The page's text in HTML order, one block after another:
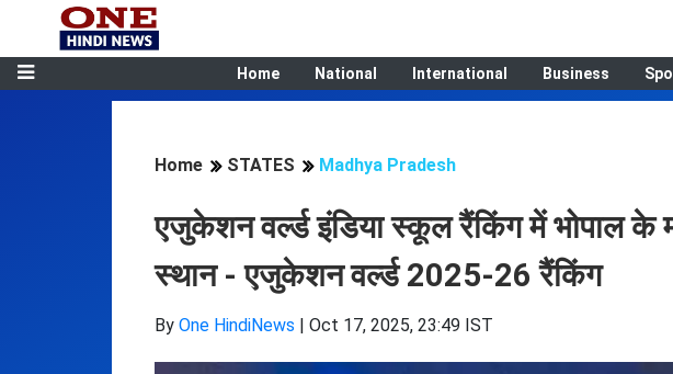
Home National International Business
Home STATES Madhya Pradesh
एजुकेशन वर्ल्ड इंडिया स्कूल रैंकिंग में भोपाल के
स्थान - एजुकेशन वर्ल्ड 2025-26 रैंकिंग
By One HindiNews | Oct 17, 2025, 23:49 IST